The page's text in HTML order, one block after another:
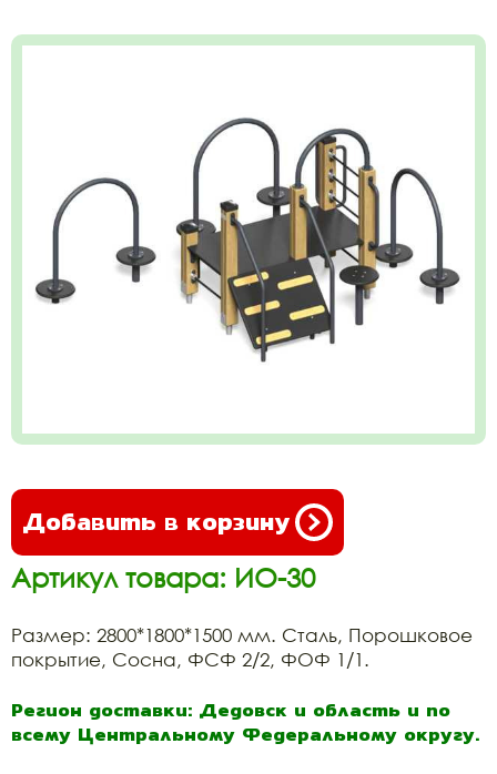
Добавить в корзину
Артикул товара: ИО-30
Размер: 2800*1800*1500 мм. Сталь, Порошковое
покрытие, Сосна, ФСФ 2/2, ФОФ 1/1.
Регион доставки: Дедовск и область и по
всему Центральному Федеральному округу.